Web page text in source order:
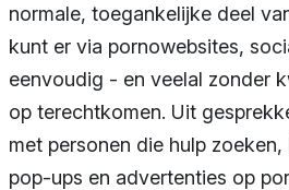
normale, toegankelijke deel
kunt er via pornowebsites,
eenvoudig - en veelal zonder
op terechtkomen. Uit
met personen die hulp
pop-ups en advertenties op